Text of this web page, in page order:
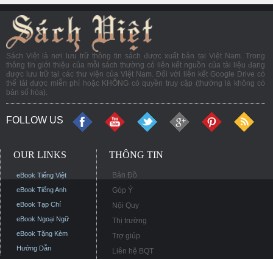
Sách Việt là nơi lưu trữ thông tin sách được xuất bản tại Việt Nam. Trong
thông tin giới thiệu của mỗi sách thường có liên kết nguồn của tài liệu đang
được lưu trữ tại các thư viện của Việt Nam. Đối với liên kết Google Drive có
thể tải được miễn phí hoặc KHÔNG có quyền truy cập (thường là không có
bản số hóa).
FOLLOW US
OUR LINKS
eBook Tiếng Việt
eBook Tiếng Anh
eBook Tạp Chí
eBook Ngoại Ngữ
eBook Tặng Kèm
Hướng Dẫn
THÔNG TIN
Bản Đồ
Góp Ý
Nội Quy
Thị trường
Trợ giúp
Liên hệ BQT